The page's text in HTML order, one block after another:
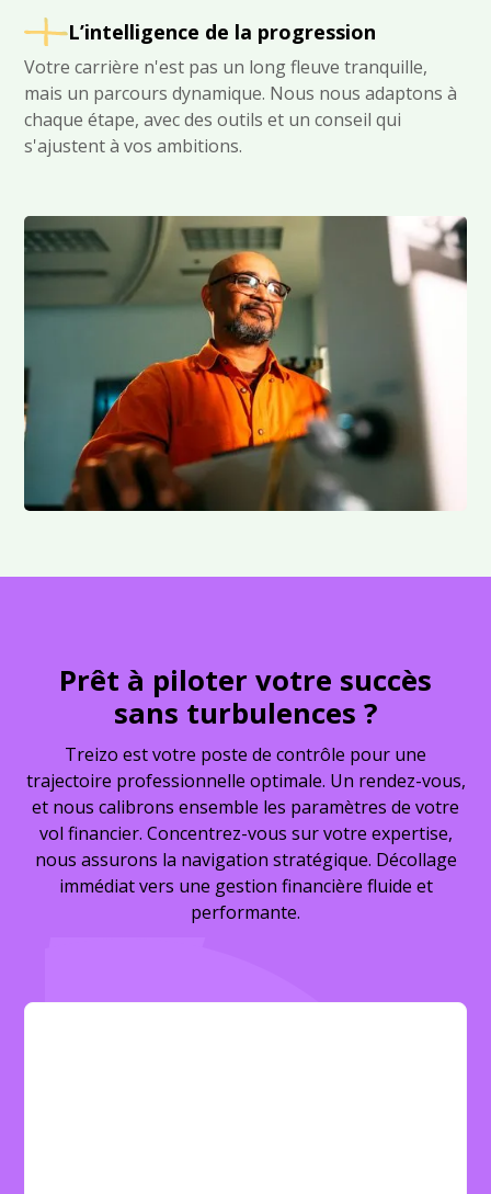
L’intelligence de la progression
Votre carrière n'est pas un long fleuve tranquille,
mais un parcours dynamique. Nous nous adaptons à
chaque étape, avec des outils et un conseil qui
s'ajustent à vos ambitions.
Prêt à piloter votre succès
sans turbulences ?
Treizo est votre poste de contrôle pour une
trajectoire professionnelle optimale. Un rendez-vous,
et nous calibrons ensemble les paramètres de votre
vol financier. Concentrez-vous sur votre expertise,
nous assurons la navigation stratégique. Décollage
immédiat vers une gestion financière fluide et
performante.